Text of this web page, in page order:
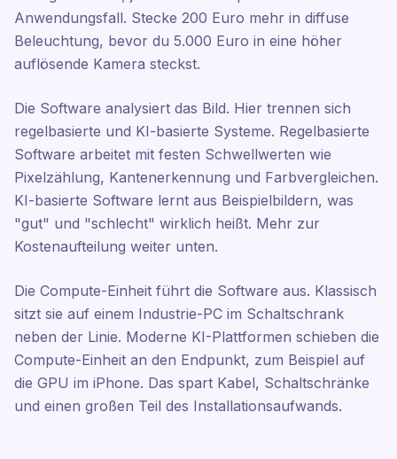
Anwendungsfall. Stecke 200 Euro mehr in diffuse
Beleuchtung, bevor du 5.000 Euro in eine höher
auflösende Kamera steckst.
Die Software analysiert das Bild. Hier trennen sich
regelbasierte und KI-basierte Systeme. Regelbasierte
Software arbeitet mit festen Schwellwerten wie
Pixelzählung, Kantenerkennung und Farbvergleichen.
KI-basierte Software lernt aus Beispielbildern, was
"gut" und "schlecht" wirklich heißt. Mehr zur
Kostenaufteilung weiter unten.
Die Compute-Einheit führt die Software aus. Klassisch
sitzt sie auf einem Industrie-PC im Schaltschrank
neben der Linie. Moderne KI-Plattformen schieben die
Compute-Einheit an den Endpunkt, zum Beispiel auf
die GPU im iPhone. Das spart Kabel, Schaltschränke
und einen großen Teil des Installationsaufwands.